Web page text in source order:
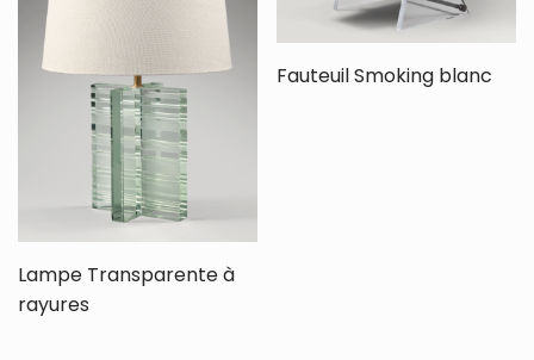
Lampe Transparente à
rayures
Fauteuil Smoking blanc